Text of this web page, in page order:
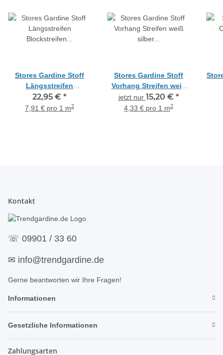
Stores Gardine Stoff
Längsstreifen
Blockstreifen weiß
transparent, Meterware
22,95 € *
7,91 € pro 1 m2
Stores Gardine Stoff
Vorhang Streifen weiß
silber transparent,
Reststück 1,95 m
jetzt nur 15,20 € *
4,33 € pro 1 m2
Kontakt
☏ 09901 / 33 60
✉ info@trendgardine.de
Gerne beantworten wir Ihre Fragen!
Informationen
Gesetzliche Informationen
Zahlungsarten